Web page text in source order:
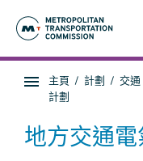
子
面
導
你
在
裡
主頁 計劃 交通
計劃
地方交通